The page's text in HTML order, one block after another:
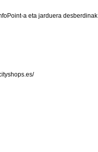
a eta jarduera desberdinak